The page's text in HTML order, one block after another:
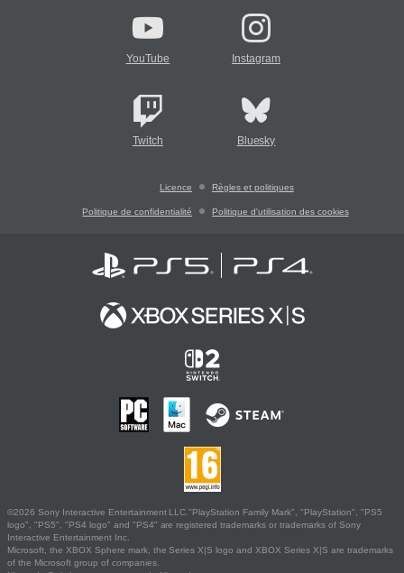
YouTube Instagram
Twitch Bluesky
Licence Règles et politiques
Politique de confidentialité Politique d'utilisation des cookies
©2026 Sony Interactive Entertainment LLC."PlayStation Family Mark", "PlayStation", "PS5
logo", "PS5", "PS4 logo" and "PS4" are registered trademarks or trademarks of Sony
Interactive Entertainment Inc.
Microsoft, the XBOX Sphere mark, the Series X|S logo and XBOX Series X|S are trademarks
of the Microsoft group of companies.